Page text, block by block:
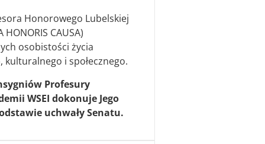
Honorowego Lubelskiej
HONORIS CAUSA)
osobistości życia
i społecznego.
Profesury
WSEI dokonuje Jego
uchwały Senatu.